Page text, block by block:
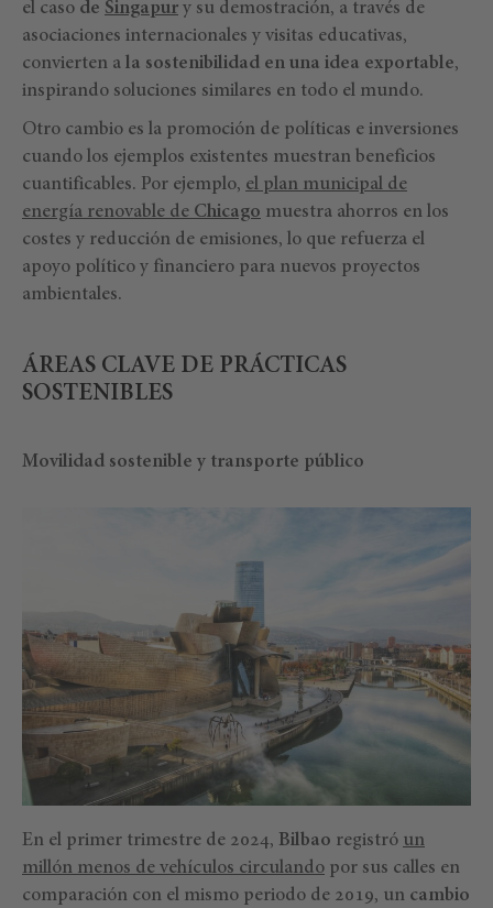
el caso de Singapur y su demostración, a través de
asociaciones internacionales y visitas educativas,
convierten a la sostenibilidad en una idea exportable,
inspirando soluciones similares en todo el mundo.
Otro cambio es la promoción de políticas e inversiones
cuando los ejemplos existentes muestran beneficios
cuantificables. Por ejemplo, el plan municipal de
energía renovable de Chicago muestra ahorros en los
costes y reducción de emisiones, lo que refuerza el
apoyo político y financiero para nuevos proyectos
ambientales.
ÁREAS CLAVE DE PRÁCTICAS
SOSTENIBLES
Movilidad sostenible y transporte público
En el primer trimestre de 2024, Bilbao registró un
millón menos de vehículos circulando por sus calles en
comparación con el mismo periodo de 2019, un cambio